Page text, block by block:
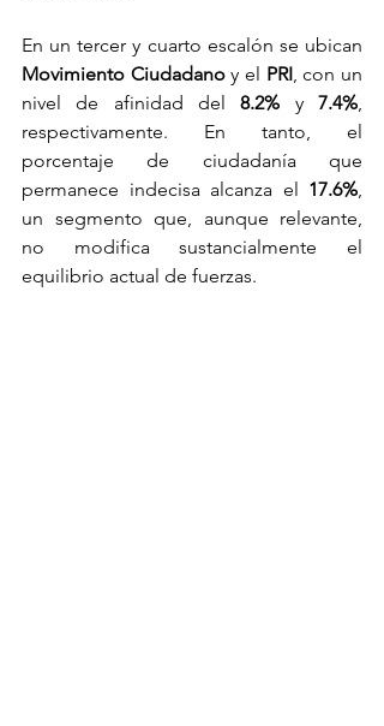
Movimiento Ciudadano y el PRI, con un
nivel de afinidad del 8.2% y 7.4%,
respectivamente. En tanto, el
porcentaje de ciudadanía que
permanece indecisa alcanza el 17.6%,
un segmento que, aunque relevante,
no modifica sustancialmente el
equilibrio actual de fuerzas.